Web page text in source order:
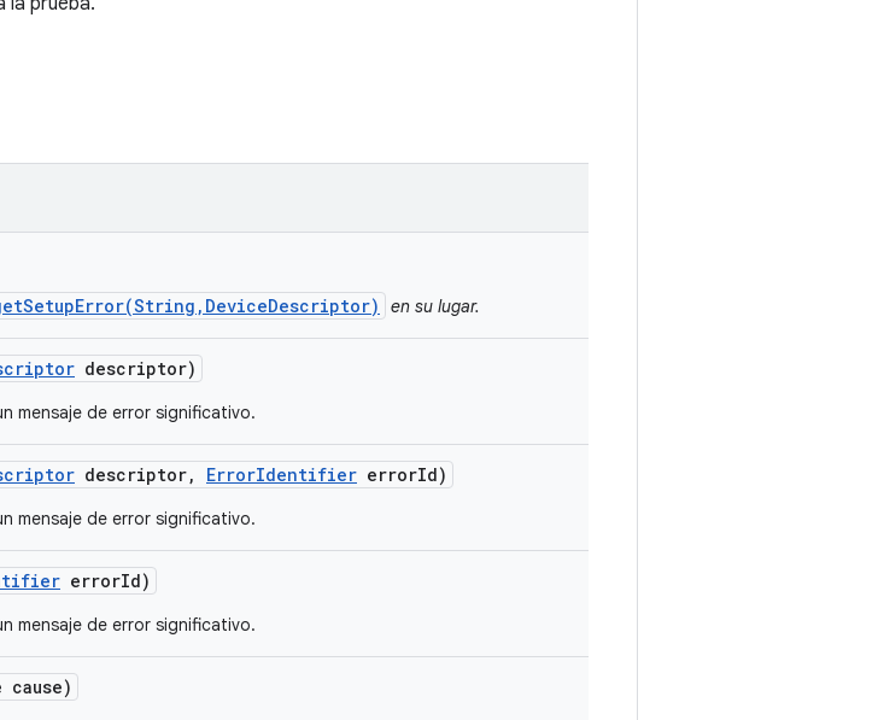
en su lugar.
descriptor)
mensaje de error significativo.
descriptor, ErrorIdentifier errorId)
mensaje de error significativo.
errorId)
mensaje de error significativo.
cause)